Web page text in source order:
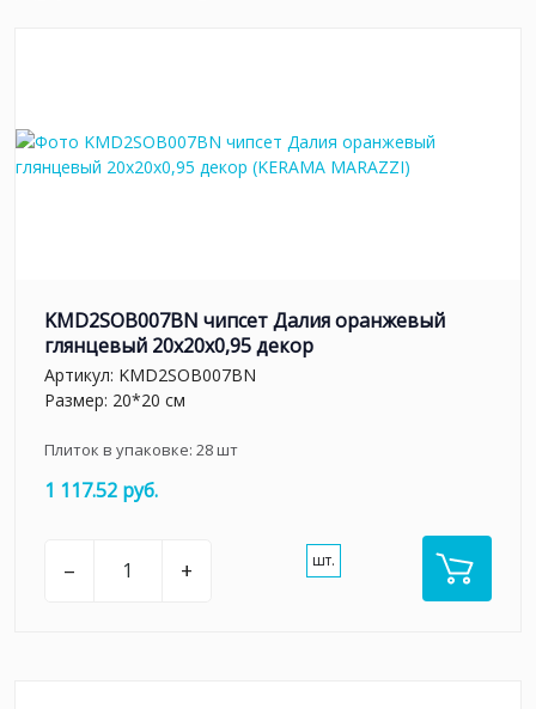
KMD2SOB007BN чипсет Далия оранжевый
глянцевый 20x20x0,95 декор
Артикул: KMD2SOB007BN
Размер: 20*20 см
Плиток в упаковке: 28шт
1 117.52 руб.
– + шт.